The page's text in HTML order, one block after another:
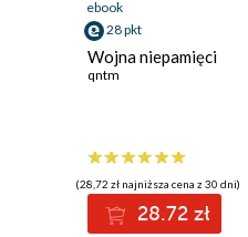
ebook
28 pkt
Wojna niepamięci
qntm
(28,72 zł najniższa cena z 30 dni)
28.72 zł